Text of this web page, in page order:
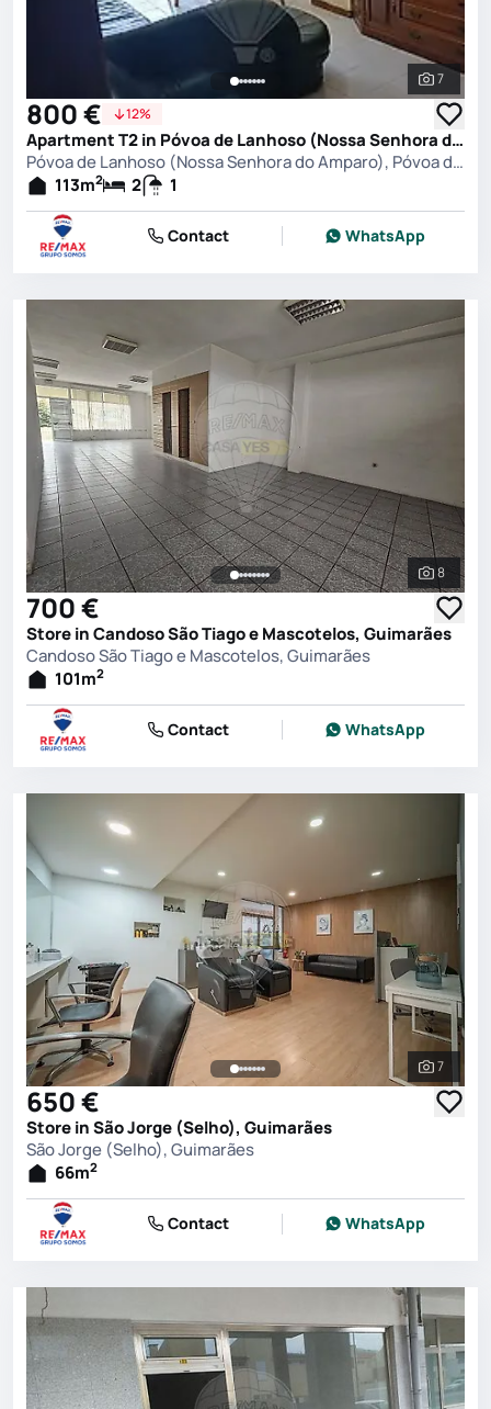
See all
7
800 € 12%
Apartment T2 in Póvoa de Lanhoso (Nossa Senhora do Amparo), Póvoa de Lanhoso
Póvoa de Lanhoso (Nossa Senhora do Amparo), Póvoa de Lanhoso
113m2 2 1
Contact WhatsApp
See all
8
700 €
Store in Candoso São Tiago e Mascotelos, Guimarães
Candoso São Tiago e Mascotelos, Guimarães
101m2
Contact WhatsApp
See all
7
650 €
Store in São Jorge (Selho), Guimarães
São Jorge (Selho), Guimarães
66m2
Contact WhatsApp